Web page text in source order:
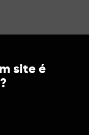
site é